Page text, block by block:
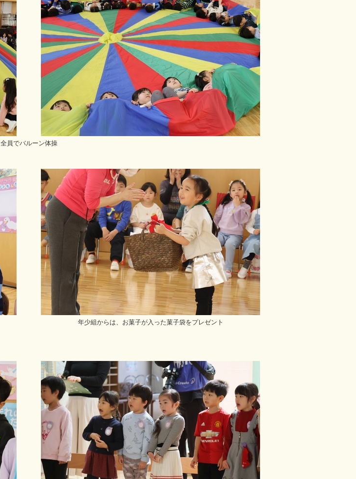
全員でバルーン体操
年少組からは、お菓子が入った菓子袋をプレゼント